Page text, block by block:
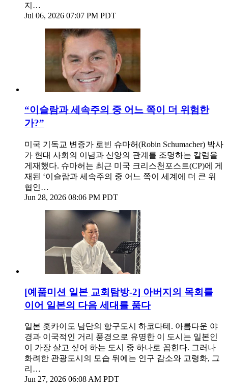
지…
Jul 06, 2026 07:07 PM PDT
“이슬람과 세속주의 중 어느 쪽이 더 위험한
가?”
미국 기독교 변증가 로빈 슈마허(Robin Schumacher) 박사
가 현대 사회의 이념과 신앙의 관계를 조명하는 칼럼을
게재했다. 슈마허는 최근 미국 크리스천포스트(CP)에 게
재된 ‘이슬람과 세속주의 중 어느 쪽이 세계에 더 큰 위
협인…
Jun 28, 2026 08:06 PM PDT
[예품미션 일본 교회탐방-2] 아버지의 목회를
이어 일본의 다음 세대를 품다
일본 홋카이도 남단의 항구도시 하코다테. 아름다운 야
경과 이국적인 거리 풍경으로 유명한 이 도시는 일본인
이 가장 살고 싶어 하는 도시 중 하나로 꼽힌다. 그러나
화려한 관광도시의 모습 뒤에는 인구 감소와 고령화, 그
리…
Jun 27, 2026 06:08 AM PDT